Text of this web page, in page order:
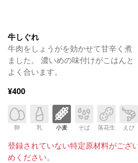
牛しぐれ
牛肉をしょうがを効かせて甘辛く煮
ました。 濃いめの味付けがこはんと
よく合います。
¥400
卵 乳 小麦 そば 落花生 えび
登録されていない特定原材料がござ
めください。